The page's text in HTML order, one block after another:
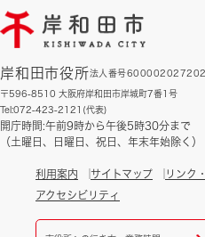
岸和田市役所法人番号
〒596-8510 大阪府岸和田市岸城町7番1号
Tel:072-423-2121(代表)
開庁時間:午前9時から午後5時30分まで
（土曜日、日曜日、祝日、年末年始除く）
利用案内 サイトマップ リンク
アクセシビリティ